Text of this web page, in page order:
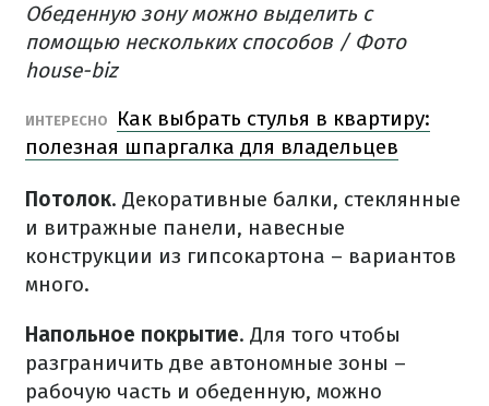
Обеденную зону можно выделить с
помощью нескольких способов / Фото
house-biz
ИНТЕРЕСНО
Как выбрать стулья в квартиру:
полезная шпаргалка для владельцев
Потолок. Декоративные балки, стеклянные
и витражные панели, навесные
конструкции из гипсокартона – вариантов
много.
Напольное покрытие. Для того чтобы
разграничить две автономные зоны –
рабочую часть и обеденную, можно